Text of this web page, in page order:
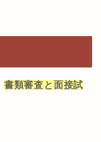
書類審査と面接試